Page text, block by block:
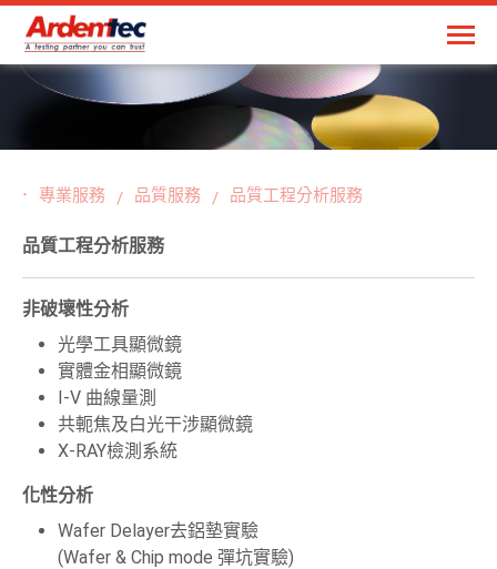
專業服務 品質服務 品質工程分析服務
品質工程分析服務
非破壞性分析
光學工具顯微鏡
實體金相顯微鏡
I-V 曲線量測
共軛焦及白光干涉顯微鏡
X-RAY檢測系統
化性分析
Wafer Delayer去鋁墊實驗
(Wafer & Chip mode 彈坑實驗)